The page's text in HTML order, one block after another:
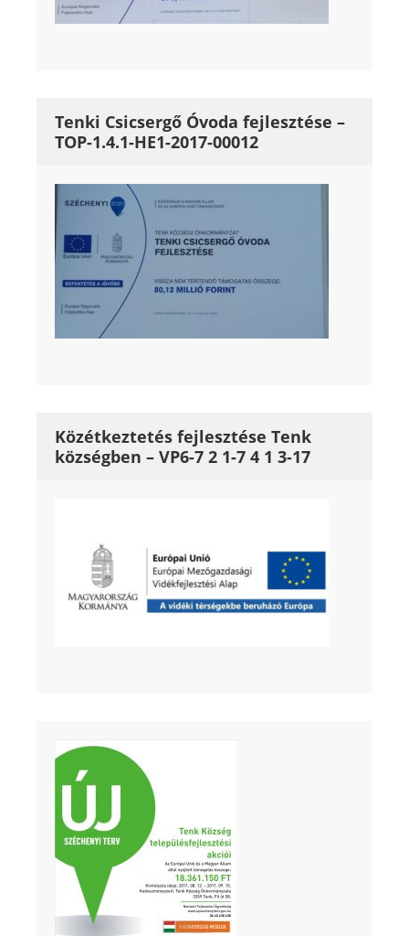
Tenki Csicsergő Óvoda fejlesztése –
TOP-1.4.1-HE1-2017-00012
Közétkeztetés fejlesztése Tenk
községben – VP6-7 2 1-7 4 1 3-17